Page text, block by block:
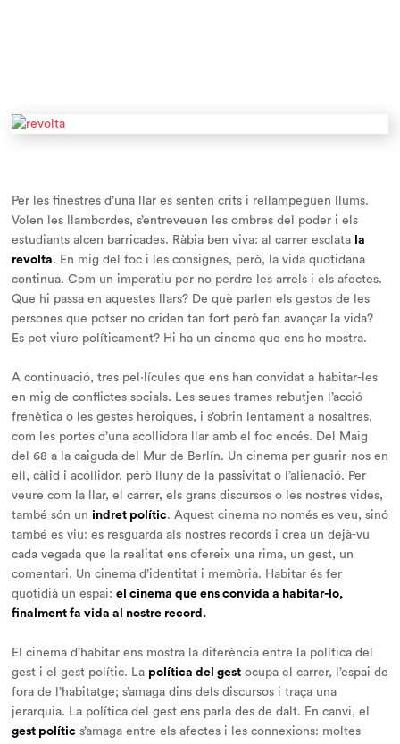
Per les finestres d’una llar es senten crits i rellampeguen llums.
Volen les llambordes, s’entreveuen les ombres del poder i els
estudiants alcen barricades. Ràbia ben viva: al carrer esclata la
revolta. En mig del foc i les consignes, però, la vida quotidana
continua. Com un imperatiu per no perdre les arrels i els afectes.
Que hi passa en aquestes llars? De què parlen els gestos de les
persones que potser no criden tan fort però fan avançar la vida?
Es pot viure políticament? Hi ha un cinema que ens ho mostra.
A continuació, tres pel·lícules que ens han convidat a habitar-les
en mig de conflictes socials. Les seues trames rebutjen l’acció
frenètica o les gestes heroiques, i s’obrin lentament a nosaltres,
com les portes d’una acollidora llar amb el foc encés. Del Maig
del 68 a la caiguda del Mur de Berlín. Un cinema per guarir-nos en
ell, càlid i acollidor, però lluny de la passivitat o l’alienació. Per
veure com la llar, el carrer, els grans discursos o les nostres vides,
també són un indret polític. Aquest cinema no només es veu, sinó
també es viu: es resguarda als nostres records i crea un dejà-vu
cada vegada que la realitat ens ofereix una rima, un gest, un
comentari. Un cinema d’identitat i memòria. Habitar és fer
quotidià un espai: el cinema que ens convida a habitar-lo,
finalment fa vida al nostre record.
El cinema d’habitar ens mostra la diferència entre la política del
gest i el gest polític. La política del gest ocupa el carrer, l’espai de
fora de l’habitatge; s’amaga dins dels discursos i traça una
jerarquia. La política del gest ens parla des de dalt. En canvi, el
gest polític s’amaga entre els afectes i les connexions: moltes